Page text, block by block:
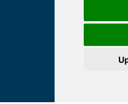
Univerzita
Fakultní